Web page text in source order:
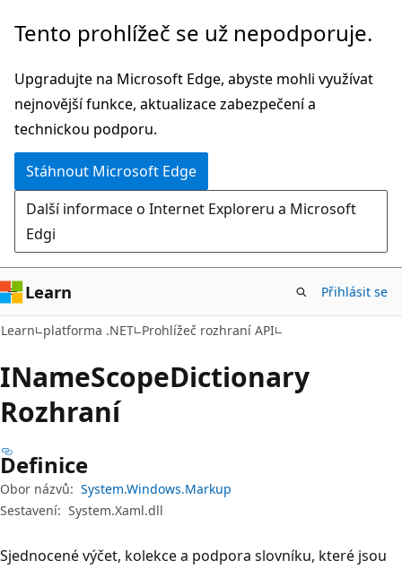
Přeskočit
hlavní
obsah
Přeskočit
navigaci
na
stránce
Tento prohlížeč se už nepodporuje.
Upgradujte na Microsoft Edge, abyste mohli využívat
nejnovější funkce, aktualizace zabezpečení a
technickou podporu.
Stáhnout Microsoft Edge
Další informace o Internet Exploreru a Microsoft
Edgi
Learn Přihlásit se
Learn platforma .NET Prohlížeč rozhraní API
INameScopeDictionary
Rozhraní
Definice
Obor názvů: System.Windows.Markup
Sestavení: System.Xaml.dll
Sjednocené výčet, kolekce a podpora slovníku, které jsou